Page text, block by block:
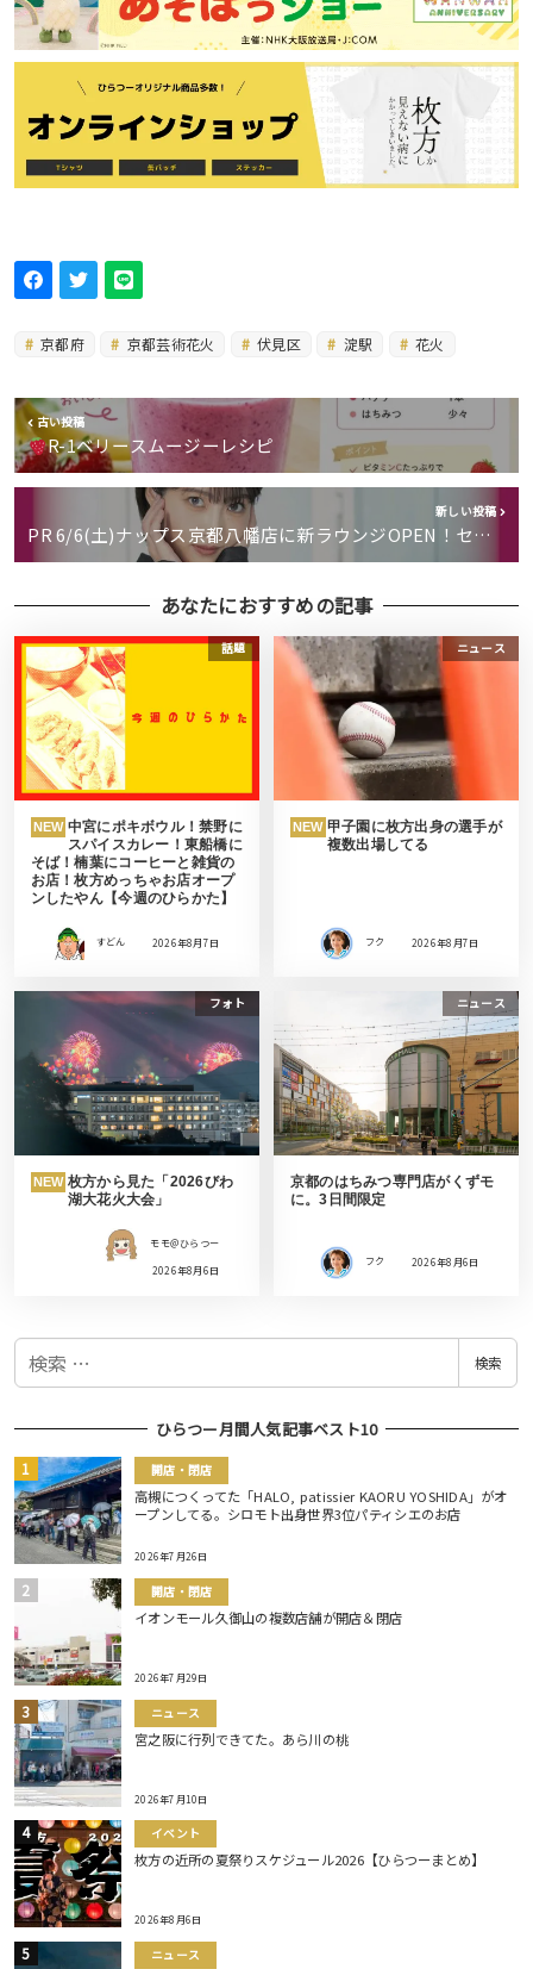
京都府 京都芸術花火 伏見区 淀駅 花火
古い投稿
R-1ベリースムージーレシピ
新しい投稿
PR 6/6(土)ナップス京都八幡店に新ラウンジOPEN！セ…
あなたにおすすめの記事
話題
NEW 中宮にポキボウル！禁野に
スパイスカレー！東船橋に
そば！楠葉にコーヒーと雑貨の
お店！枚方めっちゃお店オープ
ンしたやん【今週のひらかた】
すどん 2026年8月7日
ニュース
NEW 甲子園に枚方出身の選手が
複数出場してる
フク 2026年8月7日
フォト
NEW 枚方から見た「2026びわ
湖大花火大会」
モモ＠ひらつー
2026年8月6日
ニュース
京都のはちみつ専門店がくずモ
に。3日間限定
フク 2026年8月6日
検
検索
ひらつー月間人気記事ベスト10
開店・閉店
高槻につくってた「HALO, patissier KAORU YOSHIDA」がオ
ープンしてる。シロモト出身世界3位パティシエのお店
2026年7月26日
開店・閉店
イオンモール久御山の複数店舗が開店＆閉店
2026年7月29日
ニュース
宮之阪に行列できてた。あら川の桃
2026年7月10日
イベント
枚方の近所の夏祭りスケジュール2026【ひらつーまとめ】
2026年8月6日
ニュース